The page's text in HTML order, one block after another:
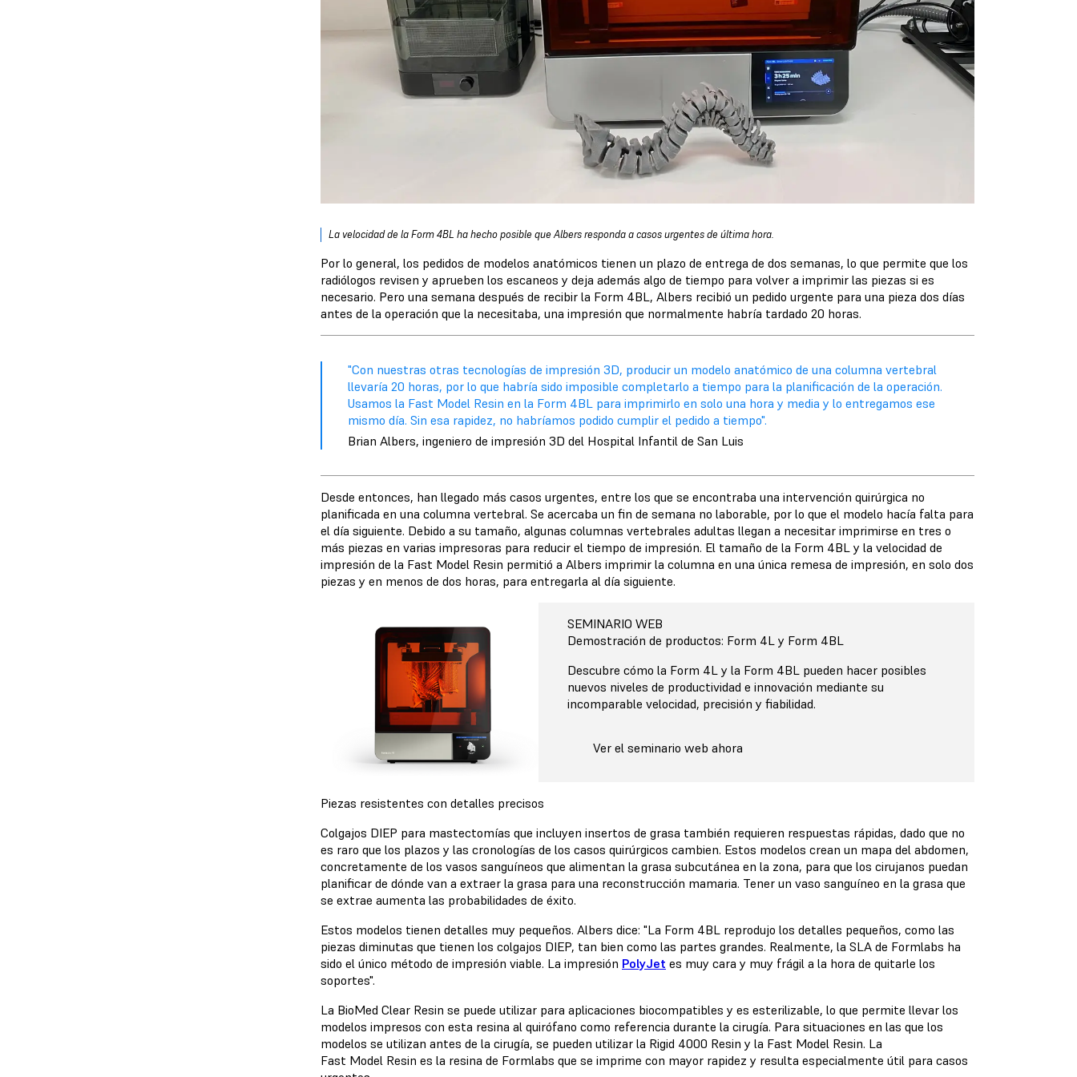
La velocidad de la Form 4BL ha hecho posible que Albers responda a casos urgentes de última hora.
Por lo general, los pedidos de modelos anatómicos tienen un plazo de entrega de dos semanas, lo que permite que los
radiólogos revisen y aprueben los escaneos y deja además algo de tiempo para volver a imprimir las piezas si es
necesario. Pero una semana después de recibir la Form 4BL, Albers recibió un pedido urgente para una pieza dos días
antes de la operación que la necesitaba, una impresión que normalmente habría tardado 20 horas.
"Con nuestras otras tecnologías de impresión 3D, producir un modelo anatómico de una columna vertebral
llevaría 20 horas, por lo que habría sido imposible completarlo a tiempo para la planificación de la operación.
Usamos la Fast Model Resin en la Form 4BL para imprimirlo en solo una hora y media y lo entregamos ese
mismo día. Sin esa rapidez, no habríamos podido cumplir el pedido a tiempo".
Brian Albers, ingeniero de impresión 3D del Hospital Infantil de San Luis
Desde entonces, han llegado más casos urgentes, entre los que se encontraba una intervención quirúrgica no
planificada en una columna vertebral. Se acercaba un fin de semana no laborable, por lo que el modelo hacía falta para
el día siguiente. Debido a su tamaño, algunas columnas vertebrales adultas llegan a necesitar imprimirse en tres o
más piezas en varias impresoras para reducir el tiempo de impresión. El tamaño de la Form 4BL y la velocidad de
impresión de la Fast Model Resin permitió a Albers imprimir la columna en una única remesa de impresión, en solo dos
piezas y en menos de dos horas, para entregarla al día siguiente.
SEMINARIO WEB
Demostración de productos: Form 4L y Form 4BL
Descubre cómo la Form 4L y la Form 4BL pueden hacer posibles
nuevos niveles de productividad e innovación mediante su
incomparable velocidad, precisión y fiabilidad.
Ver el seminario web ahora
Piezas resistentes con detalles precisos
Colgajos DIEP para mastectomías que incluyen insertos de grasa también requieren respuestas rápidas, dado que no
es raro que los plazos y las cronologías de los casos quirúrgicos cambien. Estos modelos crean un mapa del abdomen,
concretamente de los vasos sanguíneos que alimentan la grasa subcutánea en la zona, para que los cirujanos puedan
planificar de dónde van a extraer la grasa para una reconstrucción mamaria. Tener un vaso sanguíneo en la grasa que
se extrae aumenta las probabilidades de éxito.
Estos modelos tienen detalles muy pequeños. Albers dice: "La Form 4BL reprodujo los detalles pequeños, como las
piezas diminutas que tienen los colgajos DIEP, tan bien como las partes grandes. Realmente, la SLA de Formlabs ha
sido el único método de impresión viable. La impresión PolyJet es muy cara y muy frágil a la hora de quitarle los
soportes".
La BioMed Clear Resin se puede utilizar para aplicaciones biocompatibles y es esterilizable, lo que permite llevar los
modelos impresos con esta resina al quirófano como referencia durante la cirugía. Para situaciones en las que los
modelos se utilizan antes de la cirugía, se pueden utilizar la Rigid 4000 Resin y la Fast Model Resin. La
Fast Model Resin es la resina de Formlabs que se imprime con mayor rapidez y resulta especialmente útil para casos